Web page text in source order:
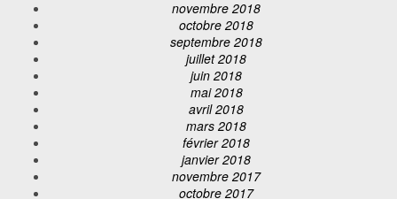
novembre 2018
octobre 2018
septembre 2018
juillet 2018
juin 2018
mai 2018
avril 2018
mars 2018
février 2018
janvier 2018
novembre 2017
octobre 2017